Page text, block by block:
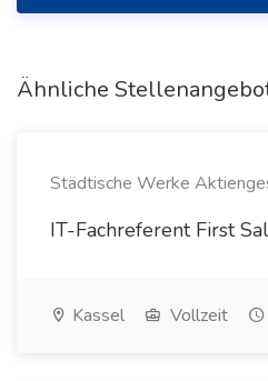
Ähnliche
Städtische Werke
IT-Fachreferent First
Kassel Vollzeit